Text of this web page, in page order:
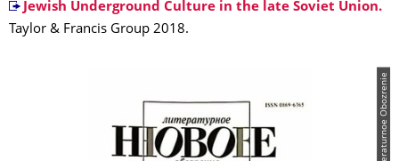
Jewish Underground Culture in the late Soviet Union.
Taylor & Francis Group 2018.